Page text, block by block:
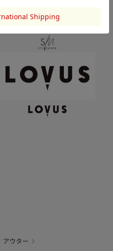
アウター